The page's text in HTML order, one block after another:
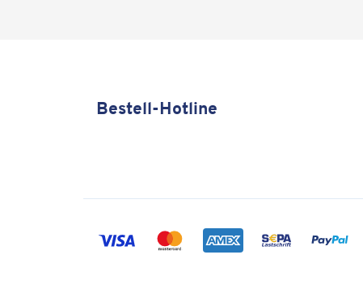
Bestell-Hotline